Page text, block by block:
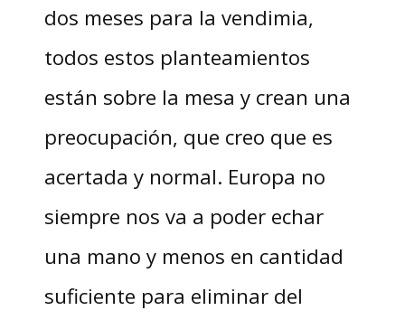
dos meses para la vendimia,
todos estos planteamientos
están sobre la mesa y crean una
preocupación, que creo que es
acertada y normal. Europa no
siempre nos va a poder echar
una mano y menos en cantidad
suficiente para eliminar del